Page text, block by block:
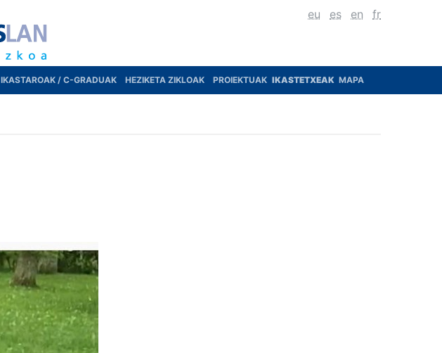
eu es en fr
IKASTAROAK / C-GRADUAK HEZIKETA ZIKLOAK PROIEKTUAK IKASTETXEAK MAPA